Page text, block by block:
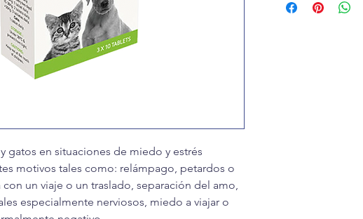
gatos en situaciones de miedo y estrés
motivos tales como: relámpago, petardos o
un viaje o un traslado, separación del amo,
especialmente nerviosos, miedo a viajar o